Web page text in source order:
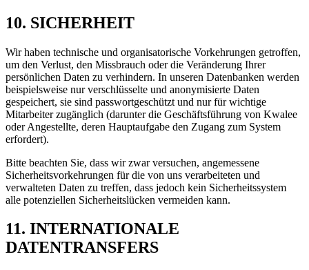
10. SICHERHEIT
Wir haben technische und organisatorische Vorkehrungen getroffen,
um den Verlust, den Missbrauch oder die Veränderung Ihrer
persönlichen Daten zu verhindern. In unseren Datenbanken werden
beispielsweise nur verschlüsselte und anonymisierte Daten
gespeichert, sie sind passwortgeschützt und nur für wichtige
Mitarbeiter zugänglich (darunter die Geschäftsführung von Kwalee
oder Angestellte, deren Hauptaufgabe den Zugang zum System
erfordert).
Bitte beachten Sie, dass wir zwar versuchen, angemessene
Sicherheitsvorkehrungen für die von uns verarbeiteten und
verwalteten Daten zu treffen, dass jedoch kein Sicherheitssystem
alle potenziellen Sicherheitslücken vermeiden kann.
11. INTERNATIONALE
DATENTRANSFERS